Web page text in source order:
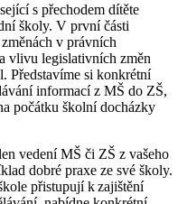
s přechodem dítěte
školy. V první části
v právních
vlivu legislativních změn
Představíme si konkrétní
informací z MŠ do ZŠ,
počátku školní docházky
vedení MŠ či ZŠ z vašeho
dobré praxe ze své školy.
přistupují k zajištění